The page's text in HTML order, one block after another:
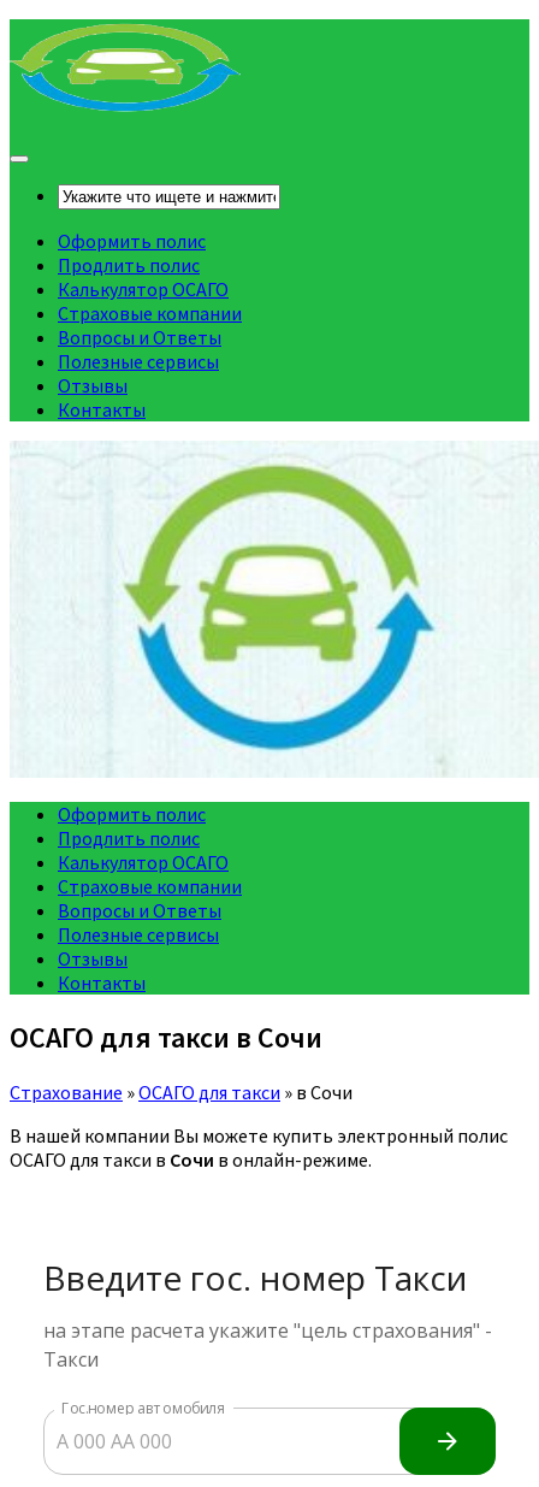
Оформить полис
Продлить полис
Калькулятор ОСАГО
Страховые компании
Вопросы и Ответы
Полезные сервисы
Отзывы
Контакты
Оформить полис
Продлить полис
Калькулятор ОСАГО
Страховые компании
Вопросы и Ответы
Полезные сервисы
Отзывы
Контакты
ОСАГО для такси в Сочи
Страхование »ОСАГО для такси » в Сочи
В нашей компании Вы можете купить электронный полис
ОСАГО для такси в Сочи в онлайн-режиме.